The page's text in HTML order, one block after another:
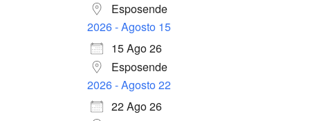
Esposende
2026 - Agosto 15
15 Ago 26
Esposende
2026 - Agosto 22
22 Ago 26